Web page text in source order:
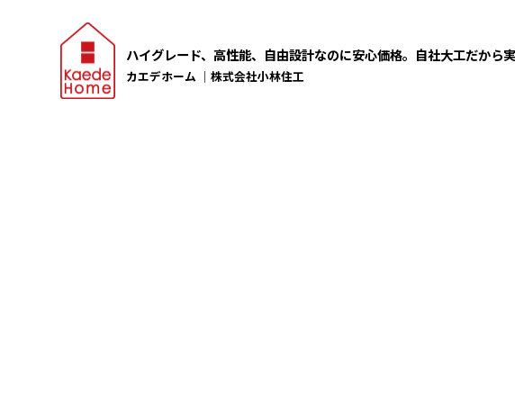
ハイグレード、高性能、自由設計なのに安心価格。自社大工だから
カエデホーム ｜株式会社小林住工